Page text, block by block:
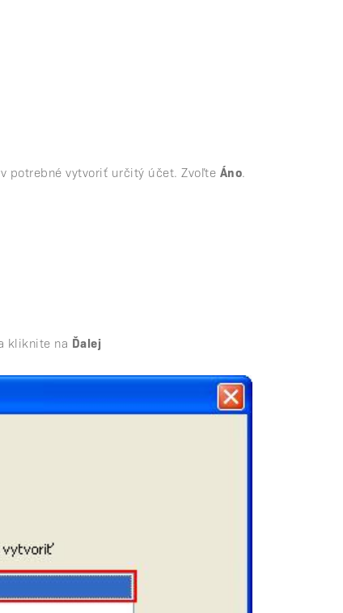
potrebné vytvoriť určitý účet. Zvoľte Áno.
kliknite na Ďalej